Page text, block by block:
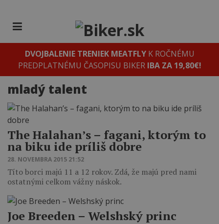
DVOJBALENIE TRENIEK MEATFLYK ROČNÉMU
PREDPLATNÉMU ČASOPISU BIKER IBA ZA 19,80€!
mladý talent
The Halahan’s – fagani, ktorým to
na biku ide príliš dobre
28. NOVEMBRA 2015 21:52
Títo borci majú 11 a 12 rokov. Zdá, že majú pred nami
ostatnými celkom vážny náskok.
Joe Breeden – Welshský princ